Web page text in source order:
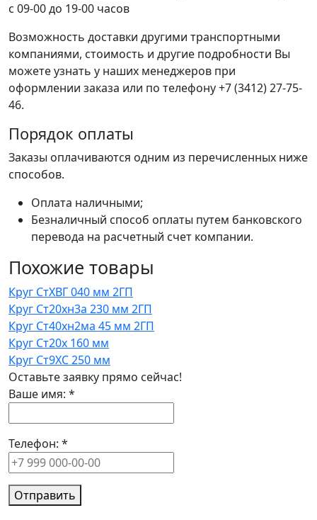
с 09-00 до 19-00 часов
Возможность доставки другими транспортными
компаниями, стоимость и другие подробности Вы
можете узнать у наших менеджеров при
оформлении заказа или по телефону +7 (3412) 27-75-
46.
Порядок оплаты
Заказы оплачиваются одним из перечисленных ниже
способов.
Оплата наличными;
Безналичный способ оплаты путем банковского
перевода на расчетный счет компании.
Похожие товары
Круг СтХВГ 040 мм 2ГП
Круг Ст20хн3а 230 мм 2ГП
Круг Ст40хн2ма 45 мм 2ГП
Круг Ст20х 160 мм
Круг Ст9ХС 250 мм
Оставьте заявку прямо сейчас!
Ваше имя: *
Телефон: *
Отправить